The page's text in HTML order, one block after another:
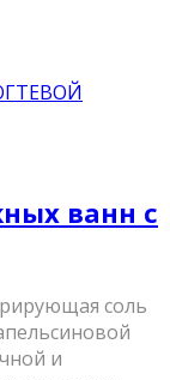
ванн с
соль
и